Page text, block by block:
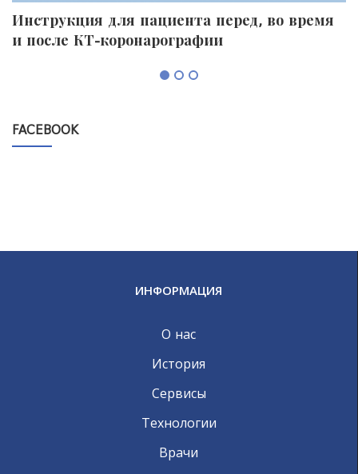
Инструкция для пациента перед, во время
и после КТ-коронарографии
FACEBOOK
ИНФОРМАЦИЯ
О нас
История
Сервисы
Технологии
Врачи